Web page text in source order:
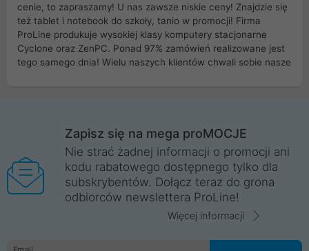
cenie, to zapraszamy! U nas zawsze niskie ceny! Znajdzie się
też tablet i notebook do szkoły, tanio w promocji! Firma
ProLine produkuje wysokiej klasy komputery stacjonarne
Cyclone oraz ZenPC. Ponad 97% zamówień realizowane jest
tego samego dnia! Wielu naszych klientów chwali sobie nasze
Wrocław, Poznań, Legnica, Katowice, Gliwice, Kalisz, Bytom,
Trzebnica, Opole. Szybka i profesjonalna obsługa!
ProLine to polska firma ze 100% polskim kapitałem. Działamy
legalnie i płacimy podatki w naszym kraju! Posiadamy siedzibę
główną w Mirkowie oraz salony na terenie kraju. Cała
komunikacja ze sklepem komputerowym ProLine jest
danych osobowych. Dlatego zakup notebooka albo laptopa w
Zapisz się na mega proMOCJE
Nie strać żadnej informacji o promocji ani
kodu rabatowego dostępnego tylko dla
subskrybentów. Dołącz teraz do grona
odbiorców newslettera ProLine!
Więcej informacji